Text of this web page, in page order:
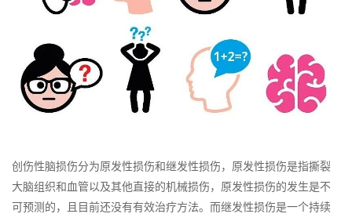
创伤性脑损伤分为原发性损伤和继发性损伤，原发性损伤是指撕裂
大脑组织和血管以及其他直接的机械损伤，原发性损伤的发生是不
可预测的，且目前还没有有效治疗方法。而继发性损伤是一个持续